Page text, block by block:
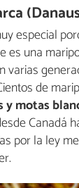
especial
es una
varias
de
y motas
Canadá
por la ley